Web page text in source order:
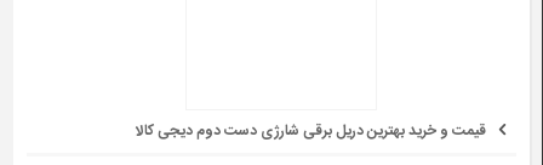
قیمت و خرید بهترین دریل برقی شارژی دست دوم دیجی کالا